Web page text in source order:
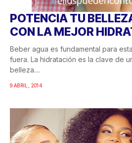
POTENCIA TU
CON LA MEJOR
Beber agua es fundamental para
fuera. La hidratación es la clave de
belleza....
9 ABRIL, 2014